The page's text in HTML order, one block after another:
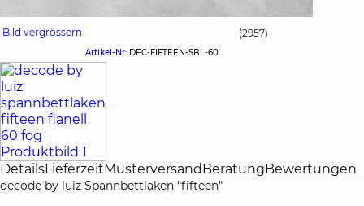
Bild vergrössern (2957)
Artikel-Nr: DEC-FIFTEEN-SBL-60
DetailsLieferzeitMusterversandBeratungBewertungen
decode by luiz Spannbettlaken "fifteen"